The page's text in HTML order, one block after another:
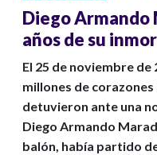
Diego Armando
años de su
El 25 de noviembre
millones de
detuvieron ante una
Diego Armando
balón, había partido